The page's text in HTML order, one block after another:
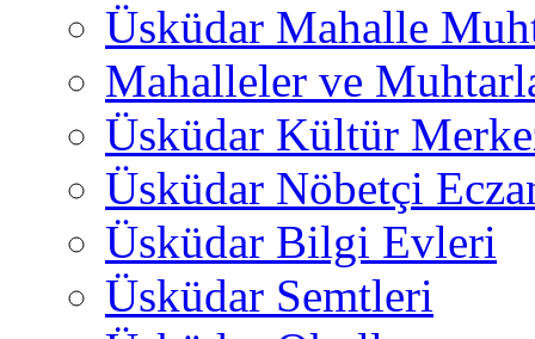
Üsküdar Mahalle
Mahalleler ve
Üsküdar Kültür
Üsküdar Nöbetçi
Üsküdar Bilgi Evleri
Üsküdar Semtleri